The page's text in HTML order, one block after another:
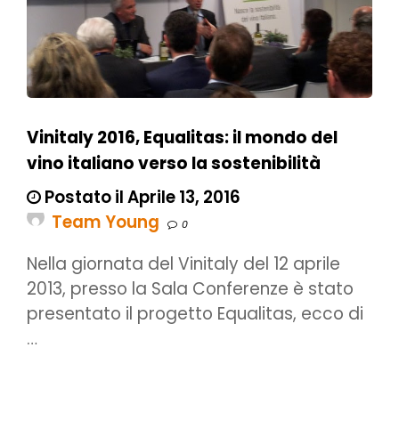
Vinitaly 2016, Equalitas: il mondo del
vino italiano verso la sostenibilità
Postato il Aprile 13, 2016
Team Young
0
Nella giornata del Vinitaly del 12 aprile
2013, presso la Sala Conferenze è stato
presentato il progetto Equalitas, ecco di
…